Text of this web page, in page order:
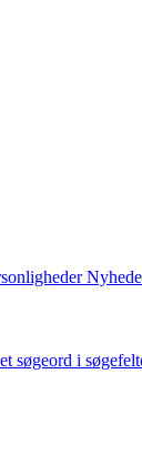
søgeord i